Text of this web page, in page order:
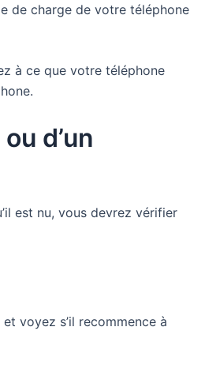
de charge de votre téléphone
à ce que votre téléphone
d’un
est nu, vous devrez vérifier
voyez s’il recommence à